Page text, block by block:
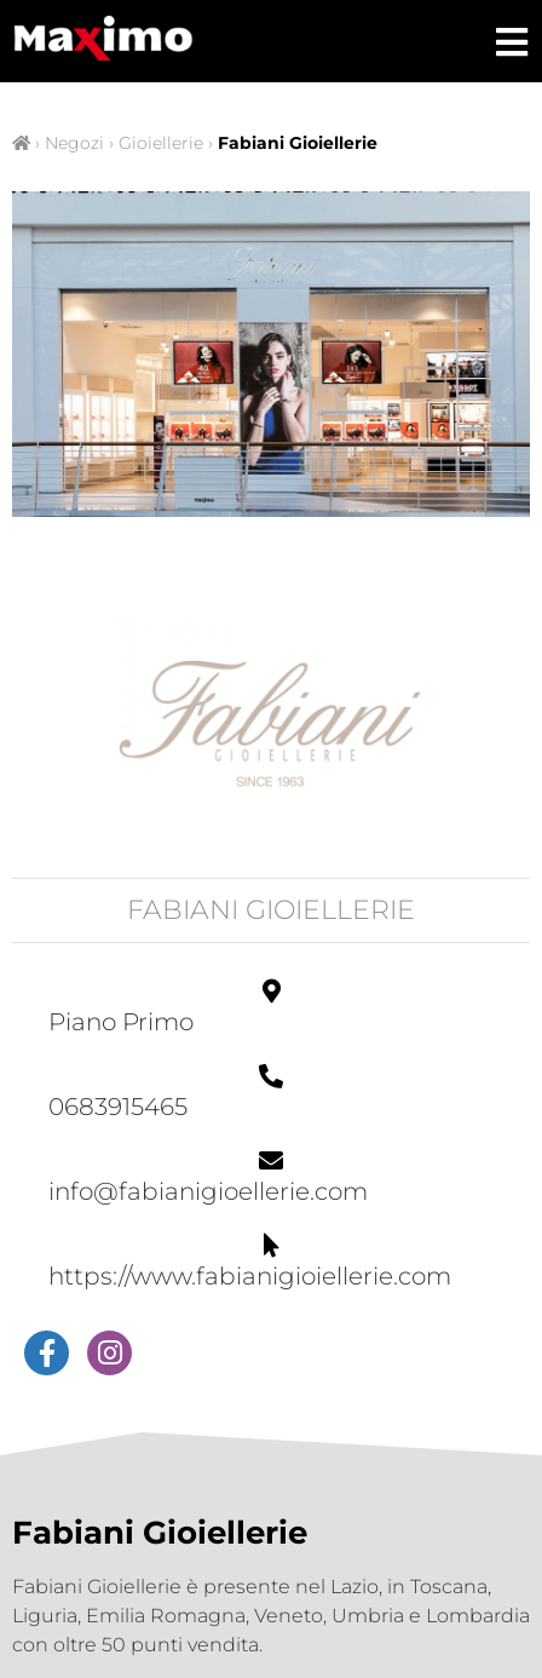
› Negozi › Gioiellerie › Fabiani Gioiellerie
FABIANI GIOIELLERIE
Piano Primo
0683915465
info@fabianigioellerie.com
https://www.fabianigioiellerie.com
Fabiani Gioiellerie
Fabiani Gioiellerie è presente nel Lazio, in Toscana,
Liguria, Emilia Romagna, Veneto, Umbria e Lombardia
con oltre 50 punti vendita.